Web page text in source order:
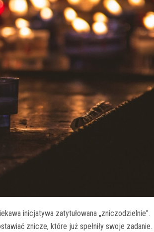
inicjatywa zatytułowana „zniczodzielnie”.
znicze, które już spełniły swoje zadanie.